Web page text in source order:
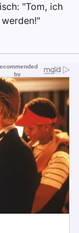
"Tom, ich